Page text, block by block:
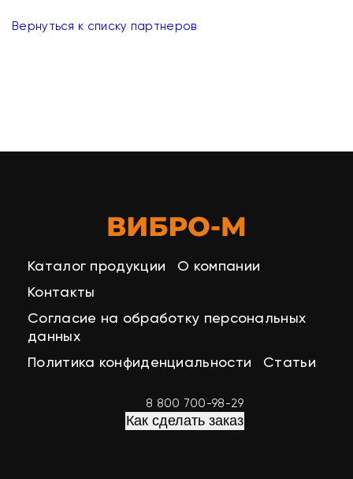
Вернуться к списку партнеров
Каталог продукции
О компании
Контакты
Согласие на обработку персональных
данных
Политика конфиденциальности
Статьи
8 800 700-98-29
Как сделать заказ